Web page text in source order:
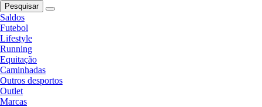
Pesquisar
Saldos
Futebol
Lifestyle
Running
Equitação
Caminhadas
Outros desportos
Outlet
Marcas